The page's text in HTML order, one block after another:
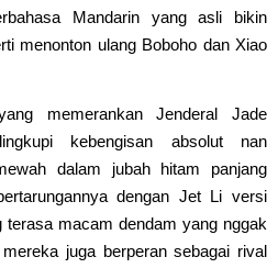
Mandarin yang asli bikin
menonton ulang Boboho dan Xiao
memerankan Jenderal Jade
kebengisan absolut nan
dalam jubah hitam panjang
dengan Jet Li versi
terasa macam dendam yang nggak
juga berperan sebagai rival